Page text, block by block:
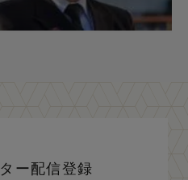
ー配信登録